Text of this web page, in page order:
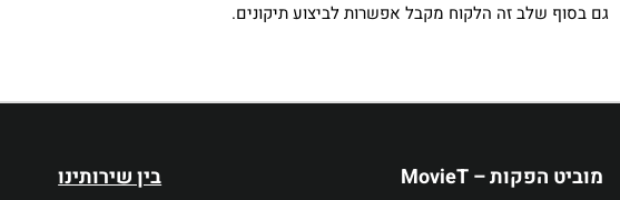
גם בסוף שלב זה הלקוח מקבל אפשרות לביצוע תיקונים.
מוביט הפקות – MovieT בין שירותינו